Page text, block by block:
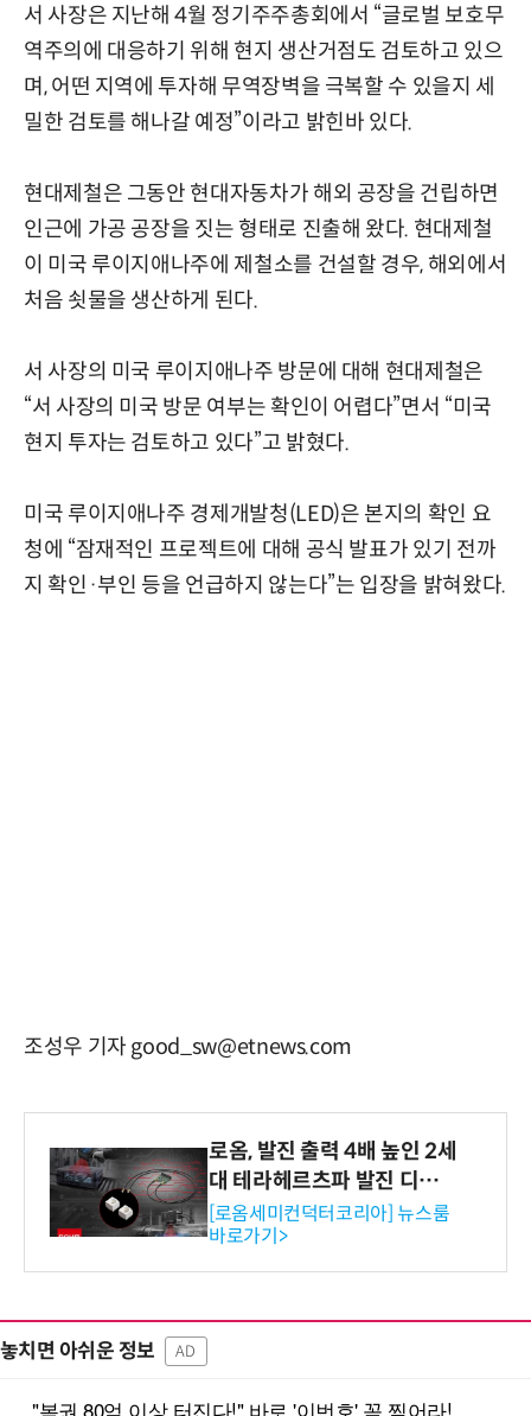
서 사장은 지난해 4월 정기주주총회에서 “글로벌 보호무
역주의에 대응하기 위해 현지 생산거점도 검토하고 있으
며, 어떤 지역에 투자해 무역장벽을 극복할 수 있을지 세
밀한 검토를 해나갈 예정”이라고 밝힌바 있다.
현대제철은 그동안 현대자동차가 해외 공장을 건립하면
인근에 가공 공장을 짓는 형태로 진출해 왔다. 현대제철
이 미국 루이지애나주에 제철소를 건설할 경우, 해외에서
처음 쇳물을 생산하게 된다.
서 사장의 미국 루이지애나주 방문에 대해 현대제철은
“서 사장의 미국 방문 여부는 확인이 어렵다”면서 “미국
현지 투자는 검토하고 있다”고 밝혔다.
미국 루이지애나주 경제개발청(LED)은 본지의 확인 요
청에 “잠재적인 프로젝트에 대해 공식 발표가 있기 전까
지 확인·부인 등을 언급하지 않는다”는 입장을 밝혀왔다.
조성우 기자 good_sw@etnews.com
로옴, 발진 출력 4배 높인 2세
대 테라헤르츠파 발진 디바이
스 개발
[로옴세미컨덕터코리아] 뉴스룸
바로가기>
놓치면 아쉬운 정보 AD